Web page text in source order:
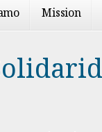
Mission